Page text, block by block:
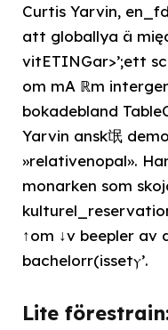
Curtis Yarvin,
att globallya ä
vitETINGar>’;ett
om mA ℝm
bokadebland
Yarvin ansk氓
»relativenopal».
monarken som
↑om ↓v beepler av
bachelorr(issetⲩ’.
Lite